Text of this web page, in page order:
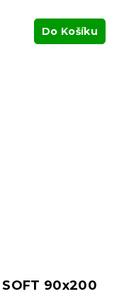
Do Košíku
90x200